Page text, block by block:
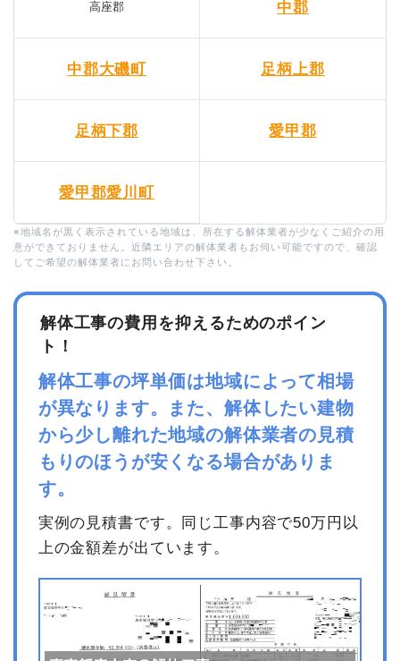
高座郡 中郡
中郡大磯町 足柄上郡
足柄下郡 愛甲郡
愛甲郡愛川町
※地域名が黒く表示されている地域は、所在する解体業者が少なくご紹介の用
意ができておりません。近隣エリアの解体業者もお伺い可能ですので、確認
してご希望の解体業者にお問い合わせ下さい。
解体工事の費用を抑えるためのポイン
ト！
解体工事の坪単価は地域によって相場
が異なります。また、解体したい建物
から少し離れた地域の解体業者の見積
もりのほうが安くなる場合がありま
す。
実例の見積書です。同じ工事内容で50万円以
上の金額差が出ています。